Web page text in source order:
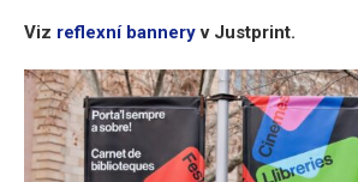
Viz reflexní banneryv Justprint.